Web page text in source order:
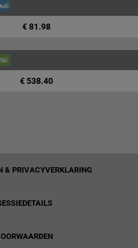
€ 81.98
€ 538.40
& PRIVACYVERKLARING